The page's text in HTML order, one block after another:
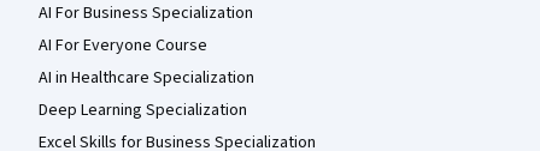
AI For Business Specialization
AI For Everyone Course
AI in Healthcare Specialization
Deep Learning Specialization
Excel Skills for Business Specialization